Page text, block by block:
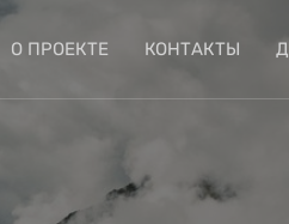
О ПРОЕКТЕ КОНТАКТЫ